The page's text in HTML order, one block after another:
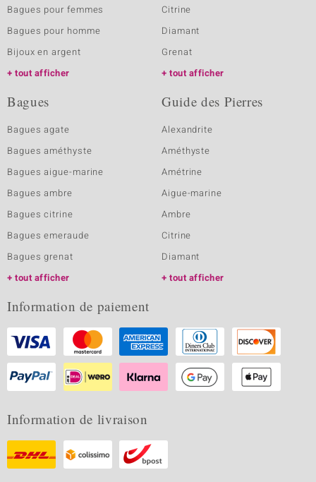
Bagues pour femmes
Bagues pour homme
Bijoux en argent
tout afficher
Citrine
Diamant
Grenat
tout afficher
Bagues
Bagues agate
Bagues améthyste
Bagues aigue-marine
Bagues ambre
Bagues citrine
Bagues emeraude
Bagues grenat
tout afficher
Guide des Pierres
Alexandrite
Améthyste
Amétrine
Aigue-marine
Ambre
Citrine
Diamant
tout afficher
Information de paiement
Information de livraison